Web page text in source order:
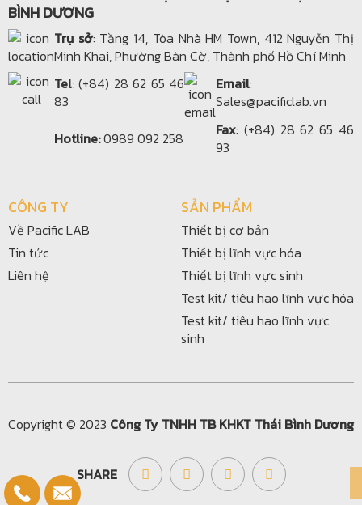
BÌNH DƯƠNG
Trụ sở: Tầng 14, Tòa Nhà HM Town, 412 Nguyễn Thị
Minh Khai, Phường Bàn Cờ, Thành phố Hồ Chí Minh
Tel: (+84) 28 62 65 46
83
Email:
Sales@pacificlab.vn
Hotline:0989 092 258 Fax: (+84) 28 62 65 46
93
CÔNG TY
Về Pacific LAB
Tin tức
Liên hệ
SẢN PHẨM
Thiết bị cơ bản
Thiết bị lĩnh vực hóa
Thiết bị lĩnh vực sinh
Test kit/ tiêu hao lĩnh vực hóa
Test kit/ tiêu hao lĩnh vực
sinh
Copyright © 2023 Công Ty TNHH TB KHKT Thái Bình Dương
SHARE